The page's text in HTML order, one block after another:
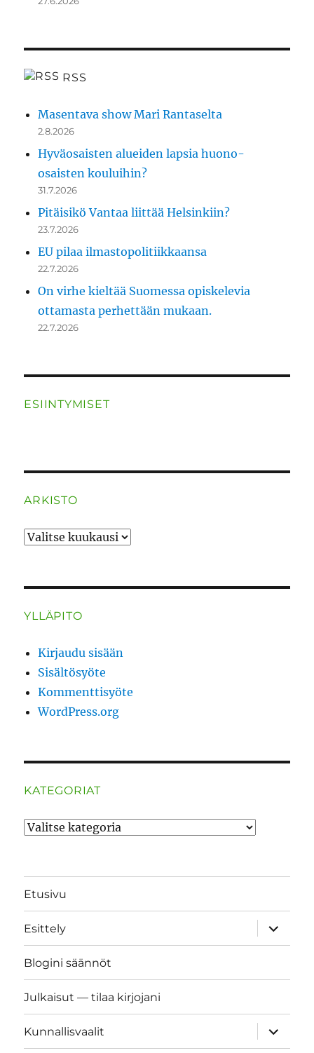
RSS
Masentava show Mari Rantaselta
2.8.2026
Hyväosaisten alueiden lapsia huono-
osaisten kouluihin?
31.7.2026
Pitäisikö Vantaa liittää Helsinkiin?
23.7.2026
EU pilaa ilmastopolitiikkaansa
22.7.2026
On virhe kieltää Suomessa opiskelevia
ottamasta perhettään mukaan.
22.7.2026
ESIINTYMISET
ARKISTO
ARKISTO
YLLÄPITO
Kirjaudu sisään
Sisältösyöte
Kommenttisyöte
WordPress.org
KATEGORIAT
Kategoriat
Etusivu
Esittely
näytä
Blogini säännöt
Julkaisut — tilaa kirjojani
Kunnallisvaalit
näytä